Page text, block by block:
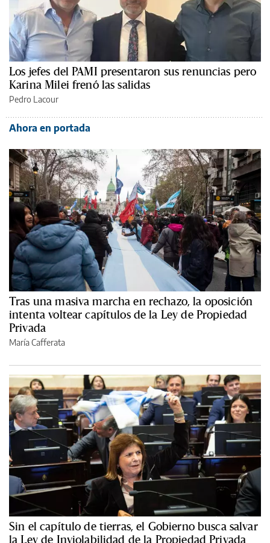
Los jefes del PAMI presentaron sus renuncias pero
Karina Milei frenó las salidas
Pedro Lacour
Ahora en portada
Tras una masiva marcha en rechazo, la oposición
intenta voltear capítulos de la Ley de Propiedad
Privada
María Cafferata
Sin el capítulo de tierras, el Gobierno busca salvar
la Ley de Inviolabilidad de la Propiedad Privada